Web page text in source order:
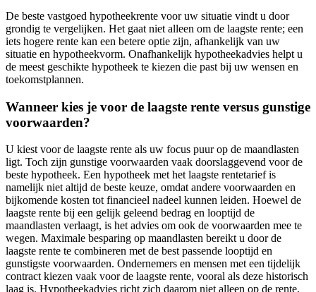
De beste vastgoed hypotheekrente voor uw situatie vindt u door
grondig te vergelijken. Het gaat niet alleen om de laagste rente; een
iets hogere rente kan een betere optie zijn, afhankelijk van uw
situatie en hypotheekvorm. Onafhankelijk hypotheekadvies helpt u
de meest geschikte hypotheek te kiezen die past bij uw wensen en
toekomstplannen.
Wanneer kies je voor de laagste rente versus gunstige
voorwaarden?
U kiest voor de laagste rente als uw focus puur op de maandlasten
ligt. Toch zijn gunstige voorwaarden vaak doorslaggevend voor de
beste hypotheek. Een hypotheek met het laagste rentetarief is
namelijk niet altijd de beste keuze, omdat andere voorwaarden en
bijkomende kosten tot financieel nadeel kunnen leiden. Hoewel de
laagste rente bij een gelijk geleend bedrag en looptijd de
maandlasten verlaagt, is het advies om ook de voorwaarden mee te
wegen. Maximale besparing op maandlasten bereikt u door de
laagste rente te combineren met de best passende looptijd en
gunstigste voorwaarden. Ondernemers en mensen met een tijdelijk
contract kiezen vaak voor de laagste rente, vooral als deze historisch
laag is. Hypotheekadvies richt zich daarom niet alleen op de rente,